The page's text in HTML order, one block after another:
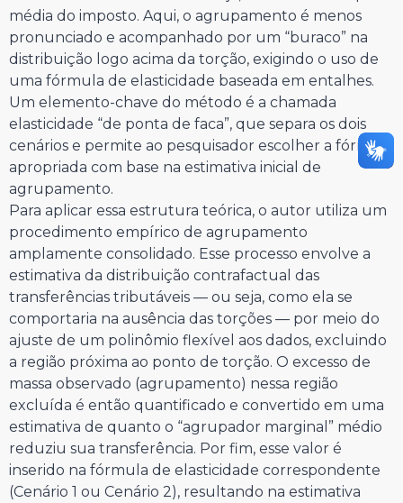
média do imposto. Aqui, o agrupamento é menos
pronunciado e acompanhado por um “buraco” na
distribuição logo acima da torção, exigindo o uso de
uma fórmula de elasticidade baseada em entalhes.
Um elemento-chave do método é a chamada
elasticidade “de ponta de faca”, que separa os dois
cenários e permite ao pesquisador escolher a fórmula
apropriada com base na estimativa inicial de
agrupamento.
Para aplicar essa estrutura teórica, o autor utiliza um
procedimento empírico de agrupamento
amplamente consolidado. Esse processo envolve a
estimativa da distribuição contrafactual das
transferências tributáveis — ou seja, como ela se
comportaria na ausência das torções — por meio do
ajuste de um polinômio flexível aos dados, excluindo
a região próxima ao ponto de torção. O excesso de
massa observado (agrupamento) nessa região
excluída é então quantificado e convertido em uma
estimativa de quanto o “agrupador marginal” médio
reduziu sua transferência. Por fim, esse valor é
inserido na fórmula de elasticidade correspondente
(Cenário 1 ou Cenário 2), resultando na estimativa